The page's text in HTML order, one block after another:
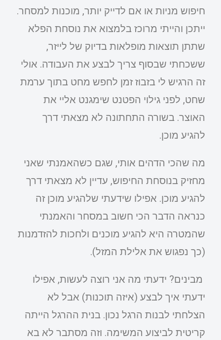
חיפוש מניות או אם לדייק יותר, מוכנות למסחר.
ייתכן והייתי מרוכז בלמצוא את נוסחת הפלא
שתתן תוצאות מופלאות בדיוק של לייזר,
ששכחתי שבסוף צריך לבצע את העבודה. אולי
זה הרגיש לי בזבוז זמן לחפש מחט בתוך ערמת
שחט, לפני גילוי הפטנט שימגנט אליי את
האוצר. בשורה התחתונה לא מצאתי דרך
להגיע מוכן.
מה שהכי הדהים אותי, שגם כשהאמנתי שאני
מחזיק בנוסחת החיפוש, עדיין לא מצאתי דרך
להגיע מוכן. אפילו שידעתי שלהגיע מוכן זה
כנראה הדבר הכי חשוב במסחר והאמנתי
שהמטרה היא להגיע מוכנים ולחכות להזדמנות
(כך נפגוש את אלילת המזל).
מבינים? ידעתי מה אני רוצה לעשות, אפילו
ידעתי איך לבצע (איזה תוכנות) אבל לא
הצלחתי לבנות הרגל נכון. בנית ההרגל הייתה
קריטית לביצוע המשימה. וזה מסתבר לא בא